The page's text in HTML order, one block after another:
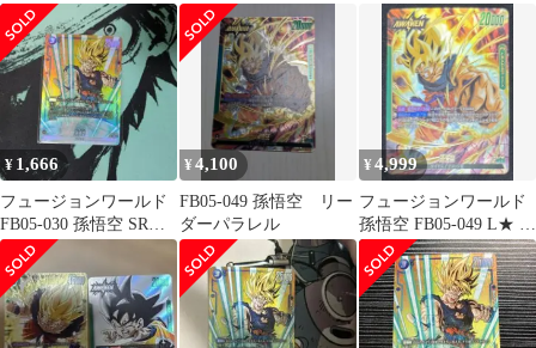
「未知なる冒険」)
ル FB05-119 PSA10
セット まとめ売り
未知なる冒険
¥ 1,666
フュージョンワールド
FB05-030 孫悟空 SRパ
ラレル
¥4,100
FB05-049 孫悟空 リー
ダーパラレル
¥4,999
フュージョンワールド
孫悟空 FB05-049 L★ 未
知なる冒険